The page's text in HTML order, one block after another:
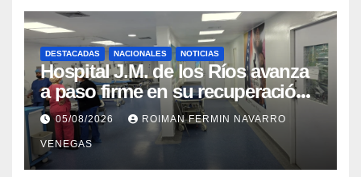
DESTACADAS NACIONALES NOTICIAS
Hospital J.M. de los Ríos avanza
a paso firme en su recuperación
tras los recientes eventos
sísmicos
05/08/2026 ROIMAN FERMIN NAVARRO
VENEGAS